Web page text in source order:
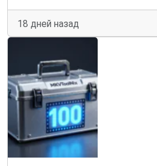
18 дней назад